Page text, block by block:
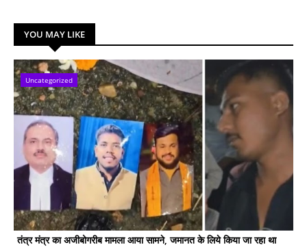
YOU MAY LIKE
Uncategorized
तंत्र मंत्र का अजीबोगरीब मामला आया सामने, जमानत के लिये किया जा रहा था